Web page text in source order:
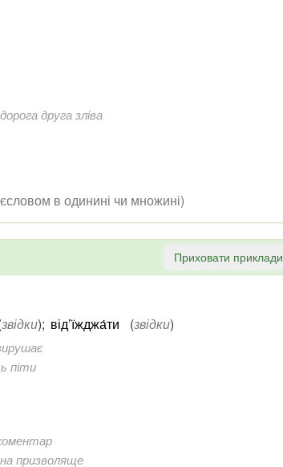
друга зліва
в одинині чи множині)
Приховати приклади
звідки); від’їжджа́ти (звідки)
піти
призволяще